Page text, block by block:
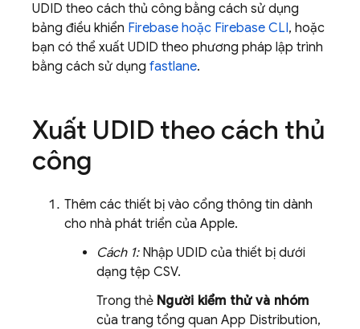
UDID theo cách thủ công bằng cách sử dụng
bảng điều khiển Firebase hoặc Firebase CLI, hoặc
bạn có thể xuất UDID theo phương pháp lập trình
bằng cách sử dụng fastlane.
Xuất UDID theo cách thủ
công
Thêm các thiết bị vào cổng thông tin dành
cho nhà phát triển của Apple.
Cách 1: Nhập UDID của thiết bị dưới
dạng tệp CSV.
Trong thẻ Người kiểm thử và nhóm
của trang tổng quan App Distribution,